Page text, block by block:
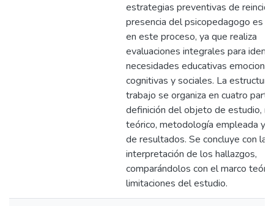
estrategias preventivas de
presencia del psicopedagogo es
en este proceso, ya que realiza
evaluaciones integrales para
necesidades educativas
cognitivas y sociales. La
trabajo se organiza en cuatro
definición del objeto de estudio,
teórico, metodología empleada y
de resultados. Se concluye con la
interpretación de los hallazgos,
comparándolos con el marco
limitaciones del estudio.